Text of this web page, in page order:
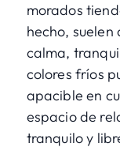
morados
hecho, suelen
calma,
colores fríos
apacible en
espacio de
tranquilo y